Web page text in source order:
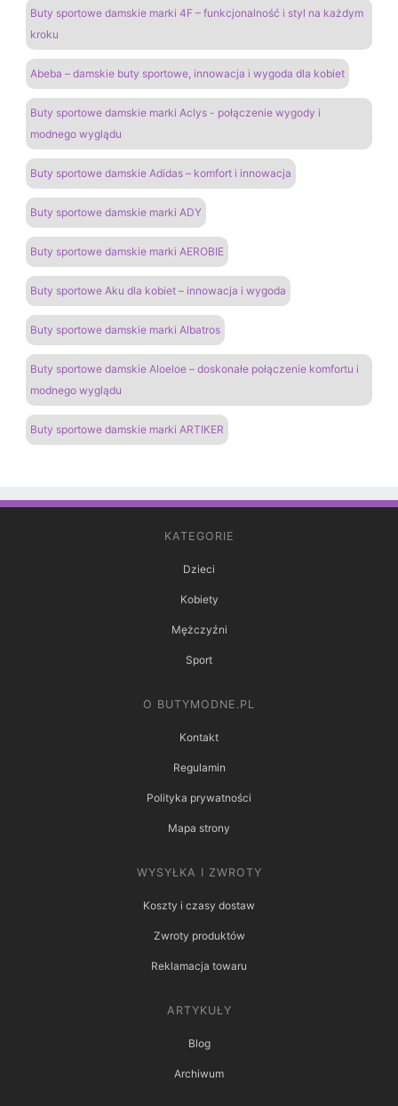
Buty sportowe damskie marki 4F – funkcjonalność i styl na każdym
kroku
Abeba – damskie buty sportowe, innowacja i wygoda dla kobiet
Buty sportowe damskie marki Aclys - połączenie wygody i
modnego wyglądu
Buty sportowe damskie Adidas – komfort i innowacja
Buty sportowe damskie marki ADY
Buty sportowe damskie marki AEROBIE
Buty sportowe Aku dla kobiet – innowacja i wygoda
Buty sportowe damskie marki Albatros
Buty sportowe damskie Aloeloe – doskonałe połączenie komfortu i
modnego wyglądu
Buty sportowe damskie marki ARTIKER
KATEGORIE
Dzieci
Kobiety
Mężczyźni
Sport
O BUTYMODNE.PL
Kontakt
Regulamin
Polityka prywatności
Mapa strony
WYSYŁKA I ZWROTY
Koszty i czasy dostaw
Zwroty produktów
Reklamacja towaru
ARTYKUŁY
Blog
Archiwum